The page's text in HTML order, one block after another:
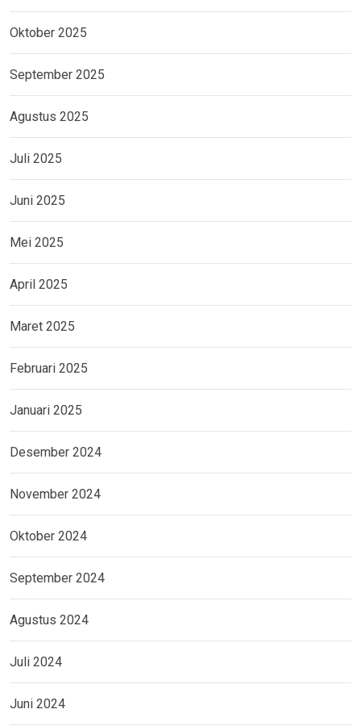
Oktober 2025
September 2025
Agustus 2025
Juli 2025
Juni 2025
Mei 2025
April 2025
Maret 2025
Februari 2025
Januari 2025
Desember 2024
November 2024
Oktober 2024
September 2024
Agustus 2024
Juli 2024
Juni 2024